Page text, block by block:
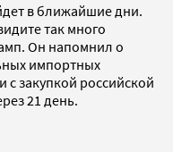
в ближайшие дни.
так много
Он напомнил о
импортных
с закупкой российской
21 день.